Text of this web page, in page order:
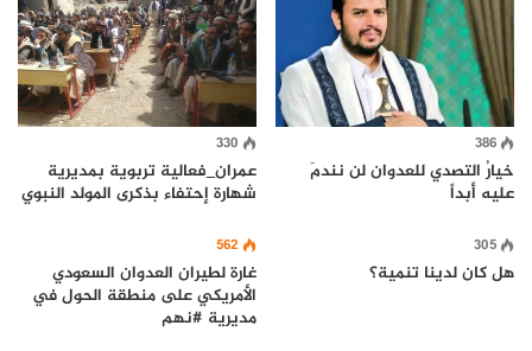
386
خيارُ التصدي للعدوان لن نندمَ
عليه أبداً
330
عمران_فعالية تربوية بمديرية
شهارة إحتفاء بذكرى المولد النبوي
305
هل كان لدينا تنمية؟
562
غارة لطيران العدوان السعودي
الأمريكي على منطقة الحول في
مديرية #نهم